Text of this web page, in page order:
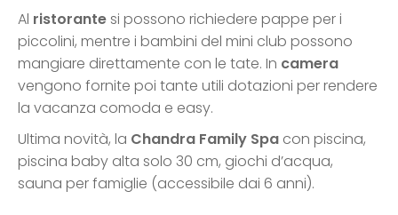
Al ristorantesi possono richiedere pappe per i
piccolini, mentre i bambini del mini club possono
mangiare direttamente con le tate. In camera
vengono fornite poi tante utili dotazioni per rendere
la vacanza comoda e easy.
Ultima novità, la Chandra Family Spa con piscina,
piscina baby alta solo 30 cm, giochi d’acqua,
sauna per famiglie (accessibile dai 6 anni).